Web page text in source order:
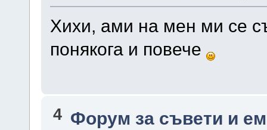
Хихи, ами на мен ми се
понякога и повече
4 Форум за съвети и